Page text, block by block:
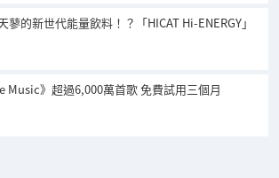
蓼的新世代能量飲料！？「HICAT Hi-ENERGY」
Music》超過6,000萬首歌 免費試用三個月